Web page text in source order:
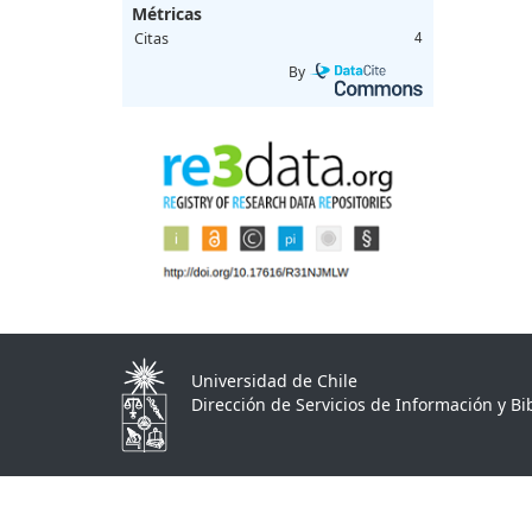
Métricas
Citas 4
By
Universidad de Chile
Dirección de Servicios de Información y